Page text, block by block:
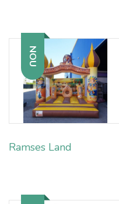
NOU
Ramses Land